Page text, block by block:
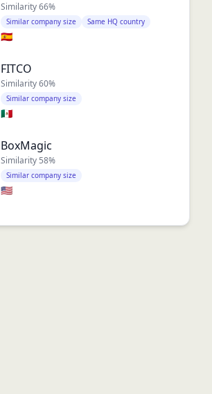
Similarity66%
Similar company size Same HQ country
🇪🇸
FITCO
Similarity60%
Similar company size
🇲🇽
BoxMagic
Similarity 58%
Similar company size
🇺🇸